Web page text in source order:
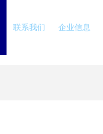
联系我们 企业信息